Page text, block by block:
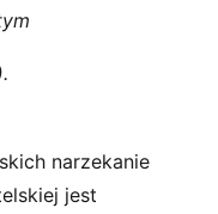
.
narzekanie
jest